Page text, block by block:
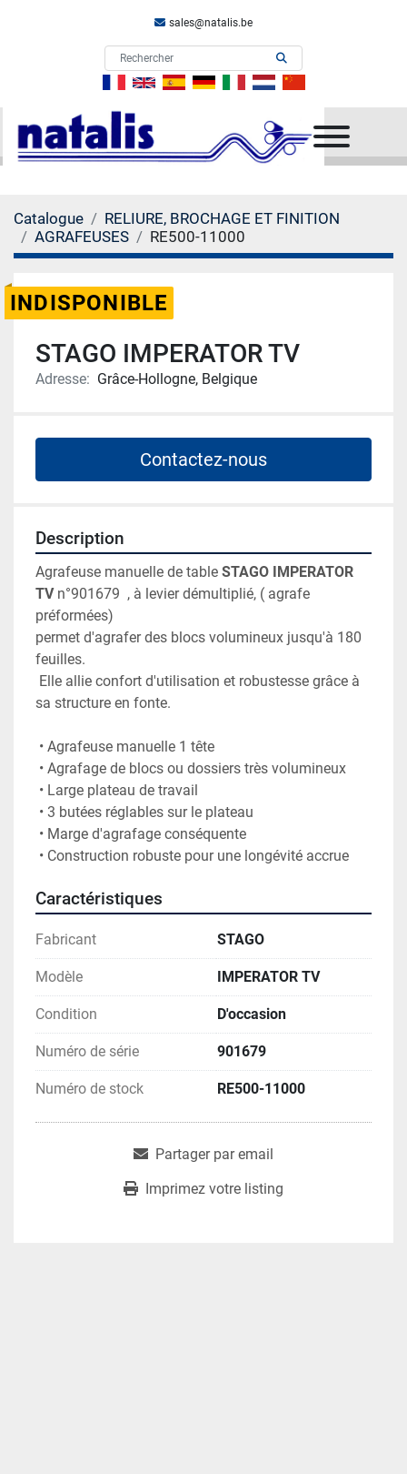
sales@natalis.be
Catalogue
RELIURE, BROCHAGE ET FINITION
AGRAFEUSES
RE500-11000
INDISPONIBLE
STAGO IMPERATOR TV
Adresse: Grâce-Hollogne, Belgique
Contactez-nous
Description
Agrafeuse manuelle de table STAGO IMPERATOR
TV n°901679 , à levier démultiplié, ( agrafe
préformées)
permet d'agrafer des blocs volumineux jusqu'à 180
feuilles.
sa structure en fonte.
• Agrafeuse manuelle 1 tête
• Agrafage de blocs ou dossiers très volumineux
• Large plateau de travail
• 3 butées réglables sur le plateau
• Marge d'agrafage conséquente
• Construction robuste pour une longévité accrue
Caractéristiques
Fabricant STAGO
Modèle IMPERATOR TV
Condition D'occasion
Numéro de série 901679
Numéro de stock RE500-11000
Partager par email
Imprimez votre listing